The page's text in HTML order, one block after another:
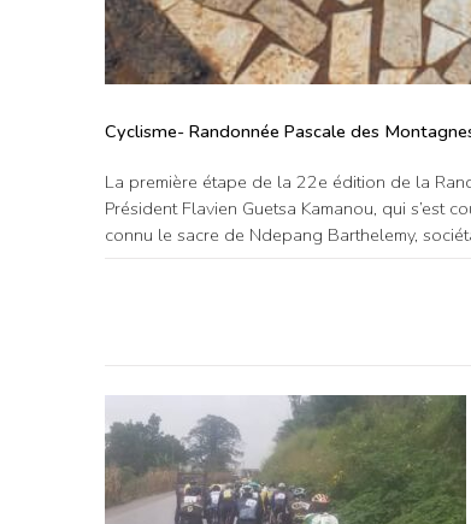
Cyclisme- Randonnée Pascale des
La première étape de la 22e édition de la
Président Flavien Guetsa Kamanou, qui
connu le sacre de Ndepang Barthelemy,